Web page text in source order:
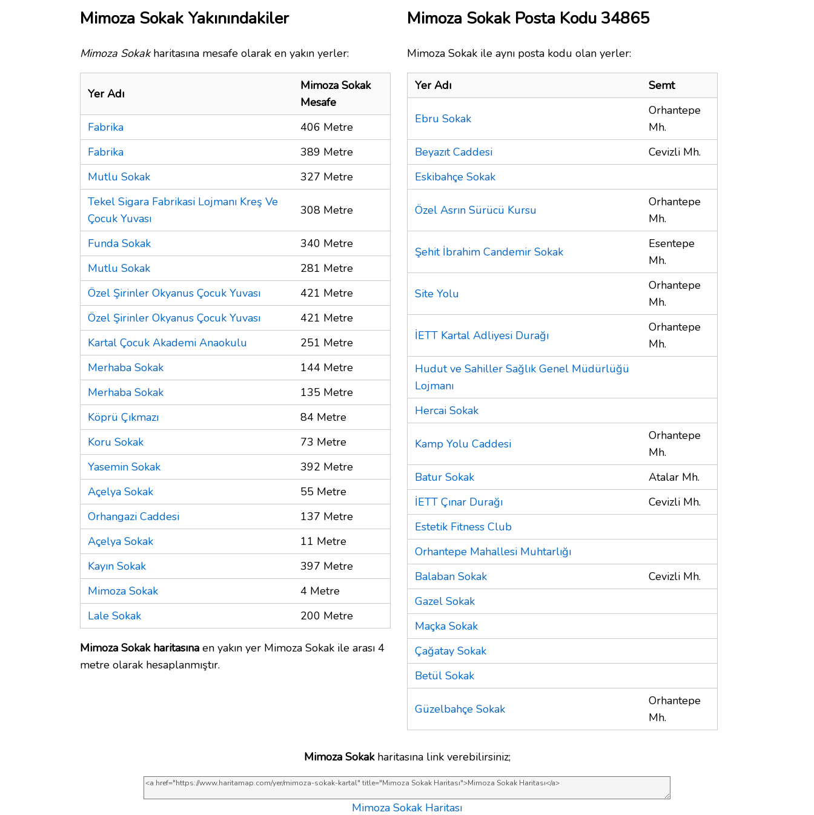
Mimoza Sokak Yakınındakiler
Mimoza Sokakharitasına mesafe olarak en yakın yerler:
Yer Adı
Mimoza Sokak
Mesafe
Fabrika
406 Metre
Fabrika
389 Metre
Mutlu Sokak
327 Metre
Tekel Sigara Fabrikasi Lojmanı Kreş Ve
Çocuk Yuvası
308 Metre
Funda Sokak
340 Metre
Mutlu Sokak
281 Metre
Özel Şirinler Okyanus Çocuk Yuvası
421 Metre
Özel Şirinler Okyanus Çocuk Yuvası
421 Metre
Kartal Çocuk Akademi Anaokulu
251 Metre
Merhaba Sokak
144 Metre
Merhaba Sokak
135 Metre
Köprü Çıkmazı
84 Metre
Koru Sokak
73 Metre
Yasemin Sokak
392 Metre
Açelya Sokak
55 Metre
Orhangazi Caddesi
137 Metre
Açelya Sokak
11 Metre
Kayın Sokak
397 Metre
Mimoza Sokak
4 Metre
Lale Sokak
200 Metre
Mimoza Sokak haritasına en yakın yer Mimoza Sokak ile arası 4
metre olarak hesaplanmıştır.
Mimoza Sokak Posta Kodu 34865
Mimoza Sokak ile aynı posta kodu olan yerler:
Yer Adı Semt
Ebru Sokak
Orhantepe
Mh.
Beyazıt Caddesi
Cevizli Mh.
Eskibahçe Sokak
Özel Asrın Sürücü Kursu
Orhantepe
Mh.
Şehit İbrahim Candemir Sokak
Esentepe
Mh.
Site Yolu
Orhantepe
Mh.
İETT Kartal Adliyesi Durağı
Orhantepe
Mh.
Hudut ve Sahiller Sağlık Genel Müdürlüğü
Lojmanı
Hercai Sokak
Kamp Yolu Caddesi
Orhantepe
Mh.
Batur Sokak
Atalar Mh.
İETT Çınar Durağı
Cevizli Mh.
Estetik Fitness Club
Orhantepe Mahallesi Muhtarlığı
Balaban Sokak
Cevizli Mh.
Gazel Sokak
Maçka Sokak
Çağatay Sokak
Betül Sokak
Güzelbahçe Sokak
Orhantepe
Mh.
Mimoza Sokakharitasına link verebilirsiniz;
Mimoza Sokak Haritası